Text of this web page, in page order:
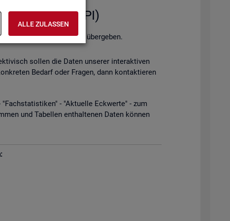
ALLE ZULASSEN
(API)
au­to­ma­ti­siert zu über­ge­ben.
sol­len die Daten un­se­rer in­ter­ak­ti­ven
Be­darf oder Fra­gen, dann kon­tak­tie­ren
- "Ak­tu­el­le Eck­wer­te" - zum
und Ta­bel­len ent­hal­te­nen Daten kön­nen